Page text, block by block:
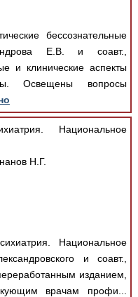
бессознательные
Е.В. и соавт.,
и клинические аспекты
Освещены вопросы
Национальное
Н.Г.
Национальное
и соавт.,
изданием,
врачам профи...